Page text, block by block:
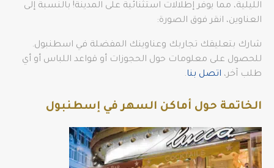
الليلية، مما يوفر إطلالات استثنائية على المدينة! بالنسبة إلى
العناوين، انقر فوق الصورة:
شارك بتعليقك تجاربك وعناوينك المفضلة في اسطنبول.
للحصول على معلومات حول الحجوزات أو قواعد اللباس أو أي
طلب آخر، اتصل بنا.
الخاتمة حول أماكن السهر في إسطنبول